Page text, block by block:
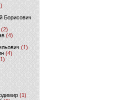
Борисович
(2)
(4)
(1)
(4)
(1)